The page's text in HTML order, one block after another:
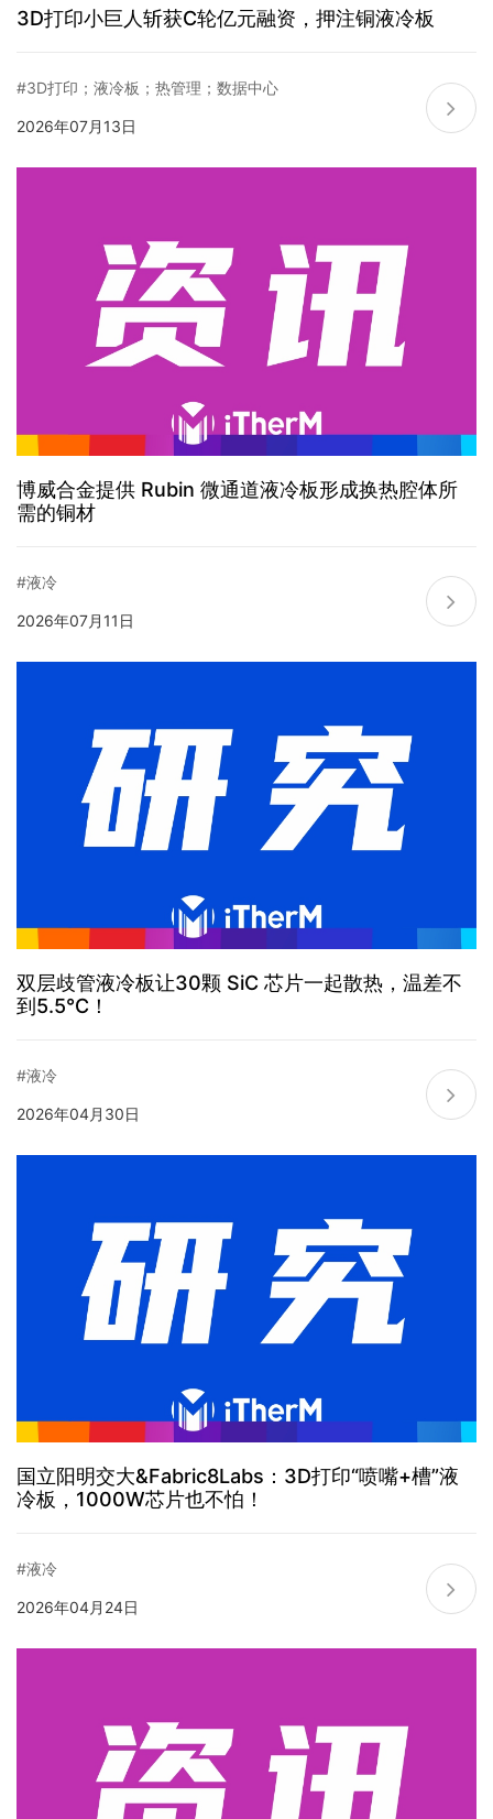
3D打印小巨人斩获C轮亿元融资，押注铜液冷板
#3D打印；液冷板；热管理；数据中心
2026年07月13日
博威合金提供 Rubin 微通道液冷板形成换热腔体所
需的铜材
#液冷
2026年07月11日
双层歧管液冷板让30颗 SiC 芯片一起散热，温差不
到5.5℃！
#液冷
2026年04月30日
国立阳明交大&Fabric8Labs：3D打印“喷嘴+槽”液
冷板，1000W芯片也不怕！
#液冷
2026年04月24日